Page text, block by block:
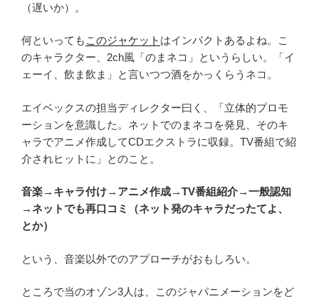
（遅いか）。
何といっても このジャケット はインパクトあるよね。こ
のキャラクター、2ch風「のまネコ」というらしい。「イ
ェーイ、飲ま飲ま」と言いつつ酒をかっくらうネコ。
エイベックスの担当ディレクター曰く、「立体的プロモ
ーションを意識した。ネットでのまネコを発見、そのキ
ャラでアニメ作成してCDエクストラに収録。TV番組で紹
介されヒットに」とのこと。
音楽→キャラ付け→アニメ作成→TV番組紹介→一般認知
→ネットでも再口コミ（ネット発のキャラだったてよ、
とか）
という、音楽以外でのアプローチがおもしろい。
ところで当のオゾン3人は、このジャパニメーションをど